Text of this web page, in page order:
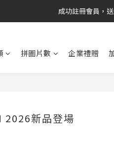
成功註冊會員，
拼圖片數 企業禮贈
2026新品登場